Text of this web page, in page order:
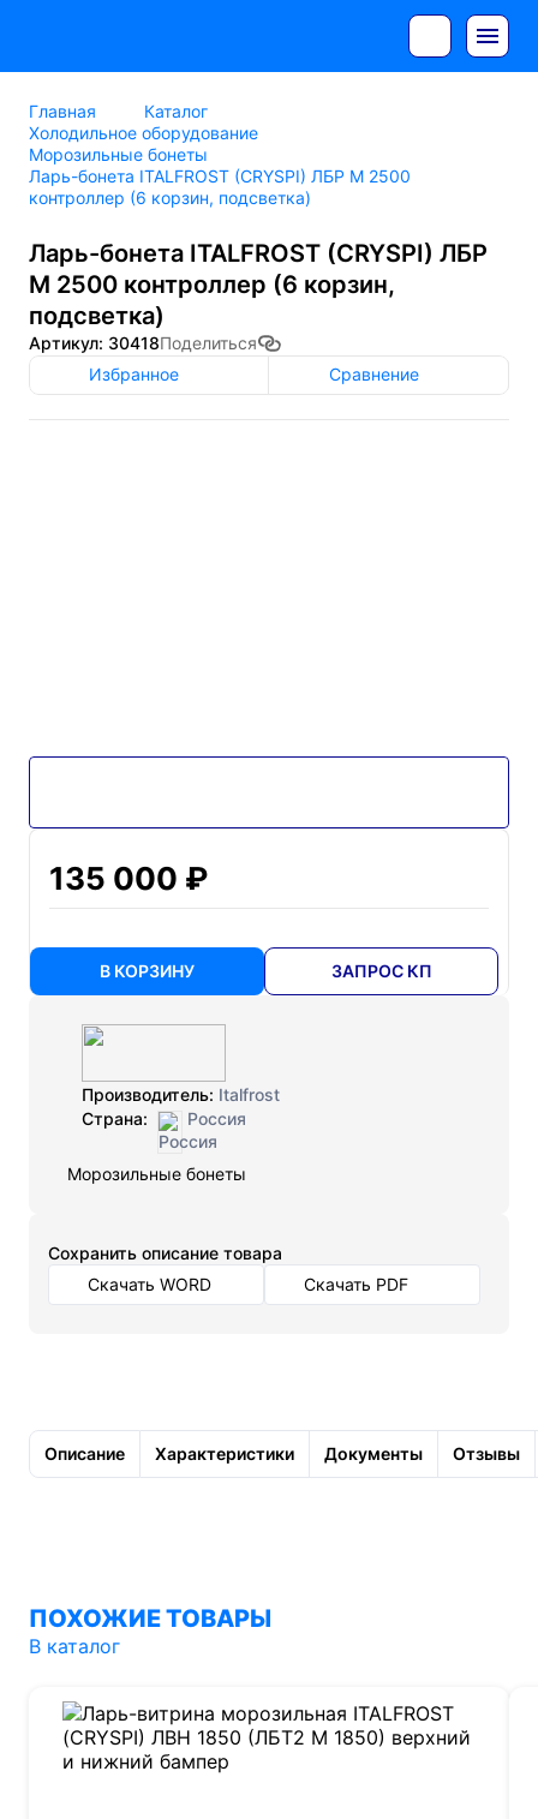
Главная
Каталог
Холодильное оборудование
Морозильные бонеты
Ларь-бонета ITALFROST (CRYSPI) ЛБР М 2500
контроллер (6 корзин, подсветка)
Ларь-бонета ITALFROST (CRYSPI) ЛБР
М 2500 контроллер (6 корзин,
подсветка)
Артикул: 30418Поделиться
Избранное
Сравнение
135 000 ₽
В КОРЗИНУ ЗАПРОС КП
Производитель: Italfrost
Страна:
Россия
Морозильные бонеты
Cохранить описание товара
Скачать WORD
Скачать PDF
Описание Характеристики Документы Отзывы
ПОХОЖИЕ ТОВАРЫ
В каталог